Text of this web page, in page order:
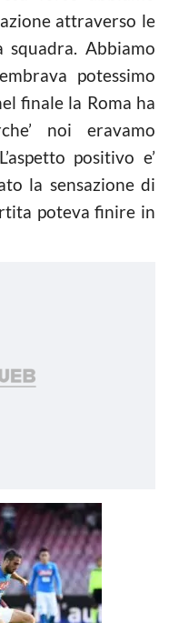
attraverso le
Abbiamo
potessimo
finale la Roma ha
noi eravamo
positivo e’
la sensazione di
poteva finire in